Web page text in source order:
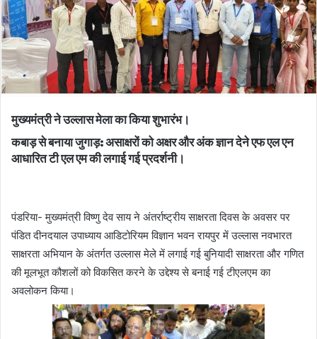
मुख्यमंत्री ने उल्लास मेला का किया शुभारंभ।
कबाड़ से बनाया जुगाड़: असाक्षरों को अक्षर और अंक ज्ञान देने एफ एल एन
आधारित टी एल एम की लगाई गई प्रदर्शनी।
पंडरिया- मुख्यमंत्री विष्णु देव साय ने अंतर्राष्ट्रीय साक्षरता दिवस के अवसर पर
पंडित दीनदयाल उपाध्याय आडिटोरियम विज्ञान भवन रायपुर में उल्लास नवभारत
साक्षरता अभियान के अंतर्गत उल्लास मेले में लगाई गई बुनियादी साक्षरता और गणित
की मूलभूत कौशलों को विकसित करने के उद्देश्य से बनाई गई टीएलएम का
अवलोकन किया।